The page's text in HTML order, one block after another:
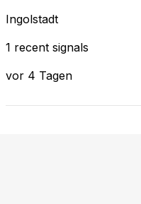
Ingolstadt
1 recent signals
vor 4 Tagen